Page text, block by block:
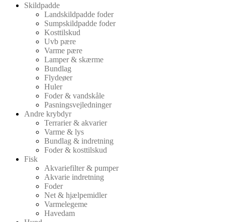
Skildpadde
Landskildpadde foder
Sumpskildpadde foder
Kosttilskud
Uvb pære
Varme pære
Lamper & skærme
Bundlag
Flydeøer
Huler
Foder & vandskåle
Pasningsvejledninger
Andre krybdyr
Terrarier & akvarier
Varme & lys
Bundlag & indretning
Foder & kosttilskud
Fisk
Akvariefilter & pumper
Akvarie indretning
Foder
Net & hjælpemidler
Varmelegeme
Havedam